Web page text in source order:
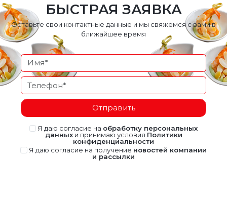
БЫСТРАЯ ЗАЯВКА
Оставьте свои контактные данные и мы свяжемся с вами в
ближайшее время
Отправить
Я даю согласие на обработку персональных
данныхи принимаю условия Политики
конфиденциальности
Я даю согласие на получение новостей компании
и рассылки